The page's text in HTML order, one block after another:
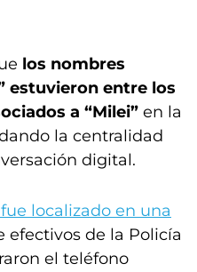
los nombres
estuvieron entre los
a “Milei” en la
la centralidad
digital.
localizado en una
efectivos de la Policía
el teléfono